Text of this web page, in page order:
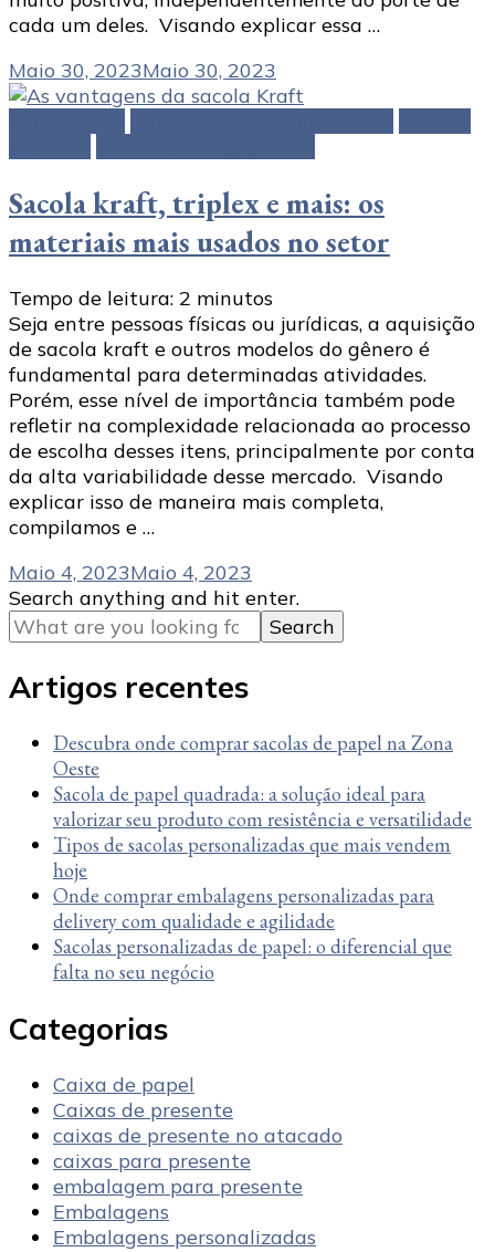
cada um deles. Visando explicar essa …
Maio 30, 2023Maio 30, 2023
Sacola kraft, triplex e mais: os
materiais mais usados no setor
Tempo de leitura: 2 minutos
Seja entre pessoas físicas ou jurídicas, a aquisição
de sacola kraft e outros modelos do gênero é
fundamental para determinadas atividades.
Porém, esse nível de importância também pode
refletir na complexidade relacionada ao processo
de escolha desses itens, principalmente por conta
da alta variabilidade desse mercado. Visando
explicar isso de maneira mais completa,
compilamos e …
Maio 4, 2023Maio 4, 2023
Looking
for
Something?
Search anything and hit enter.
Artigos recentes
Descubra onde comprar sacolas de papel na Zona
Oeste
Sacola de papel quadrada: a solução ideal para
valorizar seu produto com resistência e versatilidade
Tipos de sacolas personalizadas que mais vendem
hoje
Onde comprar embalagens personalizadas para
delivery com qualidade e agilidade
Sacolas personalizadas de papel: o diferencial que
falta no seu negócio
Categorias
Caixa de papel
Caixas de presente
caixas de presente no atacado
caixas para presente
embalagem para presente
Embalagens
Embalagens personalizadas